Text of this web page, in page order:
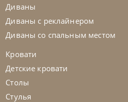
Диваны
Диваны с реклайнером
Диваны со спальным местом
Кровати
Детские кровати
Столы
Стулья